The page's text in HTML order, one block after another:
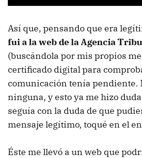
Así que, pensando que era
fui a la web de la Agencia
(buscándola por mis propios
certificado digital para
comunicación tenía pendiente.
ninguna, y esto ya me hizo
seguía con la duda de que
mensaje legítimo, toqué en el
Éste me llevó a un web que